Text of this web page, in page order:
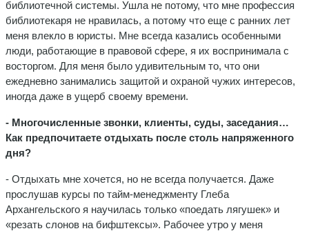
библиотечной системы. Ушла не потому, что мне профессия
библиотекаря не нравилась, а потому что еще с ранних лет
меня влекло в юристы. Мне всегда казались особенными
люди, работающие в правовой сфере, я их воспринимала с
восторгом. Для меня было удивительным то, что они
ежедневно занимались защитой и охраной чужих интересов,
иногда даже в ущерб своему времени.
- Многочисленные звонки, клиенты, суды, заседания…
Как предпочитаете отдыхать после столь напряженного
дня?
- Отдыхать мне хочется, но не всегда получается. Даже
прослушав курсы по тайм-менеджменту Глеба
Архангельского я научилась только «поедать лягушек» и
«резать слонов на бифштексы». Рабочее утро у меня